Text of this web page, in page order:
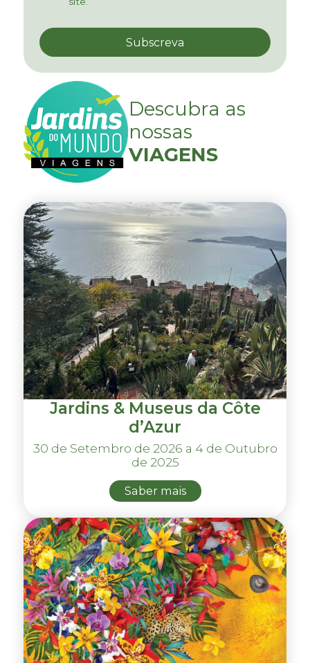
Descubra as
nossas
VIAGENS
Jardins & Museus da Côte
d’Azur
30 de Setembro de 2026 a 4 de Outubro
de 2025
Saber mais